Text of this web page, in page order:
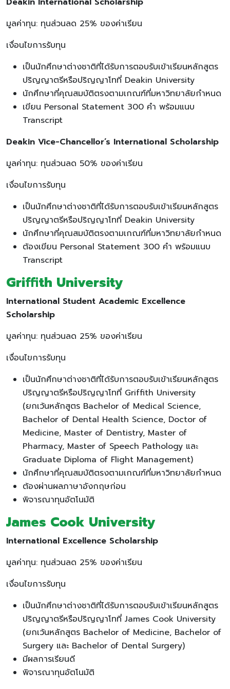
มูลค่าทุน: ทุนส่วนลด 25% ของค่าเรียน
เงื่อนไขการรับทุน
เป็นนักศึกษาต่างชาติที่ได้รับการตอบรับเข้าเรียนหลักสูตร
ปริญญาตรีหรือปริญญาโทที่ Deakin University
นักศึกษาที่คุณสมบัติตรงตามเกณฑ์ที่มหาวิทยาลัยกำหนด
เขียน Personal Statement 300 คำ พร้อมแนบ
Transcript
Deakin Vice-Chancellor’s International Scholarship
มูลค่าทุน: ทุนส่วนลด 50% ของค่าเรียน
เงื่อนไขการรับทุน
เป็นนักศึกษาต่างชาติที่ได้รับการตอบรับเข้าเรียนหลักสูตร
ปริญญาตรีหรือปริญญาโทที่ Deakin University
นักศึกษาที่คุณสมบัติตรงตามเกณฑ์ที่มหาวิทยาลัยกำหนด
ต้องเขียน Personal Statement 300 คำ พร้อมแนบ
Transcript
Griffith University
International Student Academic Excellence
Scholarship
มูลค่าทุน: ทุนส่วนลด 25% ของค่าเรียน
เงื่อนไขการรับทุน
เป็นนักศึกษาต่างชาติที่ได้รับการตอบรับเข้าเรียนหลักสูตร
ปริญญาตรีหรือปริญญาโทที่ Griffith University
(ยกเว้นหลักสูตร Bachelor of Medical Science,
Bachelor of Dental Health Science, Doctor of
Medicine, Master of Dentistry, Master of
Pharmacy, Master of Speech Pathology และ
Graduate Diploma of Flight Management)
นักศึกษาที่คุณสมบัติตรงตามเกณฑ์ที่มหาวิทยาลัยกำหนด
ต้องผ่านผลภาษาอังกฤษก่อน
พิจารณาทุนอัตโนมัติ
James Cook University
International Excellence Scholarship
มูลค่าทุน: ทุนส่วนลด 25% ของค่าเรียน
เงื่อนไขการรับทุน
เป็นนักศึกษาต่างชาติที่ได้รับการตอบรับเข้าเรียนหลักสูตร
ปริญญาตรีหรือปริญญาโทที่ James Cook University
(ยกเว้นหลักสูตร Bachelor of Medicine, Bachelor of
Surgery และ Bachelor of Dental Surgery)
มีผลการเรียนดี
พิจารณาทุนอัตโนมัติ